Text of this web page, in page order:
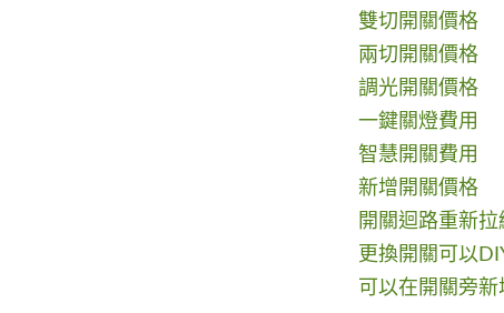
雙切開關價格
兩切開關價格
調光開關價格
一鍵關燈費用
智慧開關費用
新增開關價格
開關迴路重新拉
更換開關可以
可以在開關旁新